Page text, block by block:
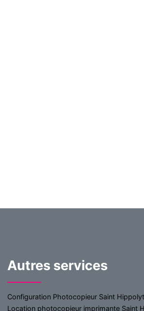
Autres services
Configuration Photocopieur Saint
Location photocopieur imprimante Saint